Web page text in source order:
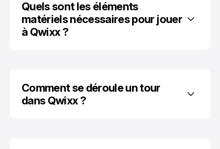
Quels sont les éléments
matériels nécessaires pour jouer
à Qwixx ?
Comment se déroule un tour
dans Qwixx ?